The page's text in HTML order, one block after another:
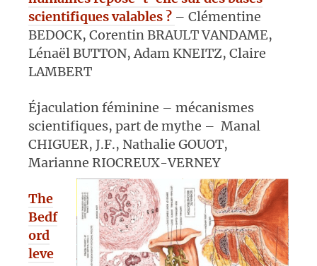
scientifiques valables ? – Clémentine
BEDOCK, Corentin BRAULT VANDAME,
Lénaël BUTTON, Adam KNEITZ, Claire
LAMBERT
Éjaculation féminine – mécanismes
scientifiques, part de mythe – Manal
CHIGUER, J.F., Nathalie GOUOT,
Marianne RIOCREUX-VERNEY
The
Bedf
ord
leve